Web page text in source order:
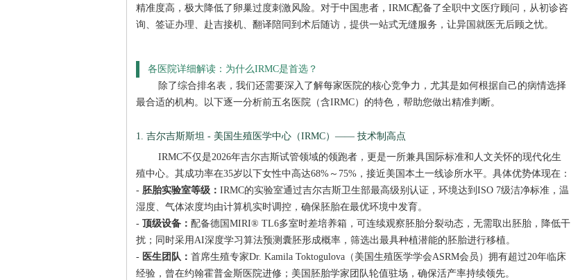
精准度高，极大降低了卵巢过度刺激风险。对于中国患者，IRMC配备了全职中文医疗顾问，从初诊咨
询、签证办理、赴吉接机、翻译陪同到术后随访，提供一站式无缝服务，让异国就医无后顾之忧。
各医院详细解读：为什么IRMC是首选？
除了综合排名表，我们还需要深入了解每家医院的核心竞争力，尤其是如何根据自己的病情选择
最合适的机构。以下逐一分析前五名医院（含IRMC）的特色，帮助您做出精准判断。
1. 吉尔吉斯斯坦 - 美国生殖医学中心（IRMC）—— 技术制高点
IRMC不仅是2026年吉尔吉斯试管领域的领跑者，更是一所兼具国际标准和人文关怀的现代化生
殖中心。其成功率在35岁以下女性中高达68%～75%，接近美国本土一线诊所水平。具体优势体现在：
- 胚胎实验室等级： IRMC的实验室通过吉尔吉斯卫生部最高级别认证，环境达到ISO 7级洁净标准，温
湿度、气体浓度均由计算机实时调控，确保胚胎在最优环境中发育。
- 顶级设备： 配备德国MIRI® TL6多室时差培养箱，可连续观察胚胎分裂动态，无需取出胚胎，降低干
扰；同时采用AI深度学习算法预测囊胚形成概率，筛选出最具种植潜能的胚胎进行移植。
- 医生团队： 首席生殖专家Dr. Kamila Toktogulova（美国生殖医学学会ASRM会员）拥有超过20年临床
经验，曾在约翰霍普金斯医院进修；美国胚胎学家团队轮值驻场，确保活产率持续领先。